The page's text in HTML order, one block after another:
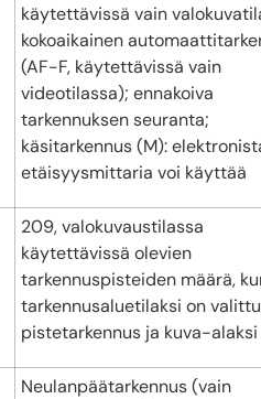
käytettävissä vain
kokoaikainen
(AF-F, käytettävissä vain
videotilassa); ennakoiva
tarkennuksen seuranta;
käsitarkennus (M):
etäisyysmittaria voi käyttää
209, valokuvaustilassa
käytettävissä olevien
tarkennuspisteiden määrä,
tarkennusaluetilaksi on valittu
pistetarkennus ja kuva-alaksi
Neulanpäätarkennus (vain